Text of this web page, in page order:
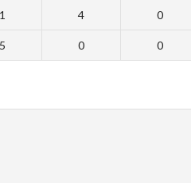
1 4 0
5 0 0